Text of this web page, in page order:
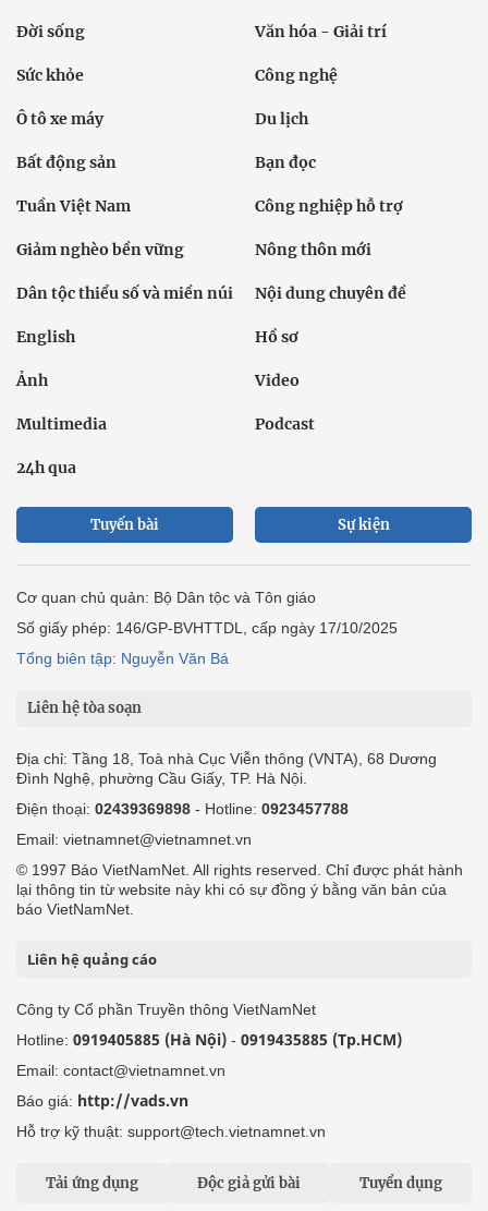
Đời sống Văn hóa - Giải trí
Sức khỏe Công nghệ
Ô tô xe máy Du lịch
Bất động sản Bạn đọc
Tuần Việt Nam Công nghiệp hỗ trợ
Giảm nghèo bền vững Nông thôn mới
Dân tộc thiểu số và miền núi Nội dung chuyên đề
English Hồ sơ
Ảnh Video
Multimedia Podcast
24h qua
Tuyến bài Sự kiện
Cơ quan chủ quản: Bộ Dân tộc và Tôn giáo
Số giấy phép: 146/GP-BVHTTDL, cấp ngày 17/10/2025
Tổng biên tập: Nguyễn Văn Bá
Liên hệ tòa soạn
Địa chỉ: Tầng 18, Toà nhà Cục Viễn thông (VNTA), 68 Dương
Đình Nghệ, phường Cầu Giấy, TP. Hà Nội.
Điện thoại: 02439369898 - Hotline: 0923457788
Email: vietnamnet@vietnamnet.vn
© 1997 Báo VietNamNet. All rights reserved. Chỉ được phát hành
lại thông tin từ website này khi có sự đồng ý bằng văn bản của
báo VietNamNet.
Liên hệ quảng cáo
Công ty Cổ phần Truyền thông VietNamNet
Hotline: 0919405885 (Hà Nội) - 0919435885 (Tp.HCM)
Email: contact@vietnamnet.vn
Báo giá: http://vads.vn
Hỗ trợ kỹ thuật: support@tech.vietnamnet.vn
Tải ứng dụng Độc giả gửi bài Tuyển dụng